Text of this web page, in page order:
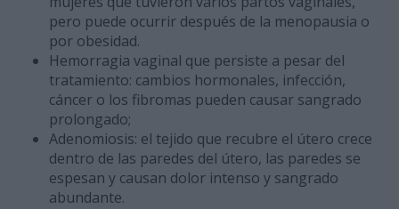
pero puede ocurrir después de la menopausia o
por obesidad.
Hemorragia vaginal que persiste a pesar del
tratamiento: cambios hormonales, infección,
cáncer o los fibromas pueden causar sangrado
prolongado;
Adenomiosis: el tejido que recubre el útero crece
dentro de las paredes del útero, las paredes se
espesan y causan dolor intenso y sangrado
abundante.